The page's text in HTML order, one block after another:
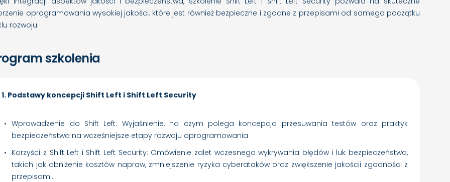
oprogramowania wysokiej jakości, które jest również bezpieczne i zgodne z przepisami od samego początku
rozwoju.
szkolenia
1. Podstawy koncepcji Shift Left i Shift Left Security
Wprowadzenie do Shift Left: Wyjaśnienie, na czym polega koncepcja przesuwania testów oraz praktyk
bezpieczeństwa na wcześniejsze etapy rozwoju oprogramowania
Korzyści z Shift Left i Shift Left Security: Omówienie zalet wczesnego wykrywania błędów i luk bezpieczeństwa,
takich jak obniżenie kosztów napraw, zmniejszenie ryzyka cyberataków oraz zwiększenie jakościi zgodności z
przepisami.